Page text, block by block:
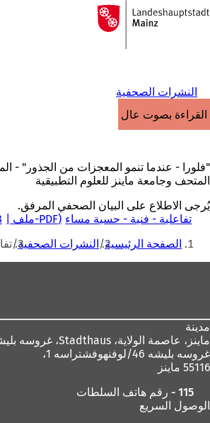
الانتقال إلى المحتوى
إلى
الصفحة
النشرات الصحفية
القراءة بصوت عالٍ
"فلورا - عندما تنمو المعجزات من الجذور" -
المتحف وجامعة ماينز للعلوم التطبيقية
يُرجى الاطلاع على البيان الصحفي المرفق.
تفاعلية - فنية - حسية مساء PDF-ملف
أنت
الصفحة الرئيسية النشرات الصحفية
مدينة
ماينز، عاصمة الولاية،
غروسه بليشه 46/لوفنهوفشتراسه 1،
55116 ماينز
115 - رقم هاتف السلطات
الوصول السريع